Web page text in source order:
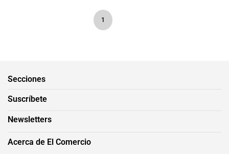
1
Secciones
Suscríbete
Newsletters
Acerca de El Comercio